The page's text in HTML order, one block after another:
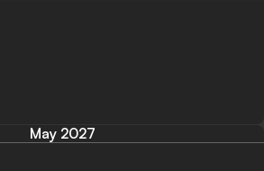
May 2027